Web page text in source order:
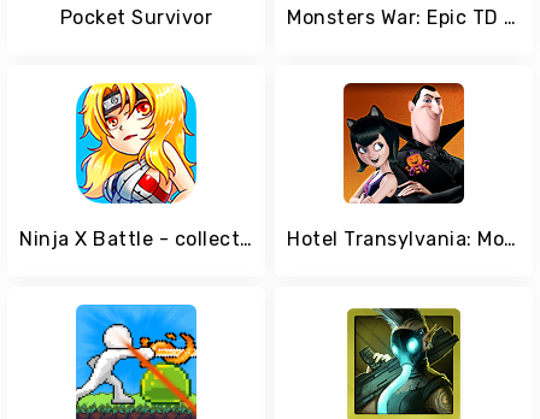
Pocket Survivor Monsters War: Epic TD Strategy Offline Games
Ninja X Battle - collect best anime heroes Hotel Transylvania: Monsters! RPG Puzzle Adventure